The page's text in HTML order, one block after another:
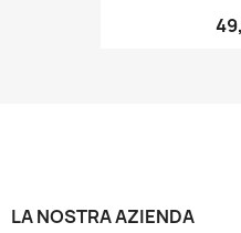
LA NOSTRA AZIENDA